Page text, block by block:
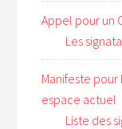
Appel pour un
Les
Manifeste
espace actuel
Liste des